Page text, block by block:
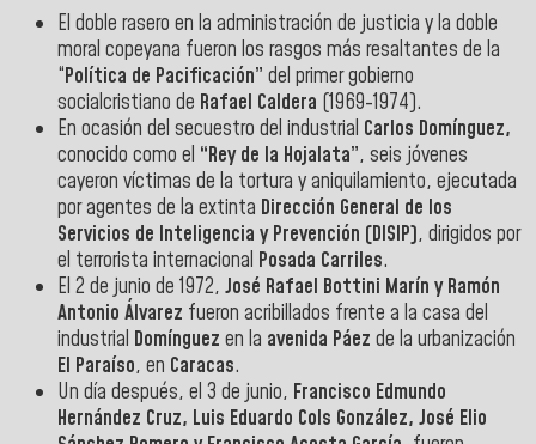
El doble rasero en la administración de justicia y la doble
moral copeyana fueron los rasgos más resaltantes de la
“Política de Pacificación” del primer gobierno
socialcristiano de Rafael Caldera (1969-1974).
En ocasión del secuestro del industrial Carlos Domínguez,
conocido como el “Rey de la Hojalata”, seis jóvenes
cayeron víctimas de la tortura y aniquilamiento, ejecutada
por agentes de la extinta Dirección General de los
Servicios de Inteligencia y Prevención (DISIP), dirigidos por
el terrorista internacional Posada Carriles.
El 2 de junio de 1972, José Rafael Bottini Marín y Ramón
Antonio Álvarez fueron acribillados frente a la casa del
industrial Domínguez en la avenida Páez de la urbanización
El Paraíso, en Caracas.
Un día después, el 3 de junio, Francisco Edmundo
Hernández Cruz, Luis Eduardo Cols González, José Elio